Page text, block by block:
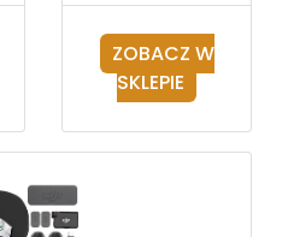
ZOBACZ W
SKLEPIE